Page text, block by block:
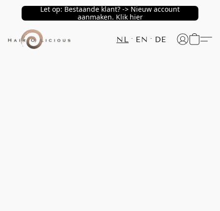
Let op: Bestaande klant? -> Nieuw account
aanmaken. Klik hier
NL EN DE